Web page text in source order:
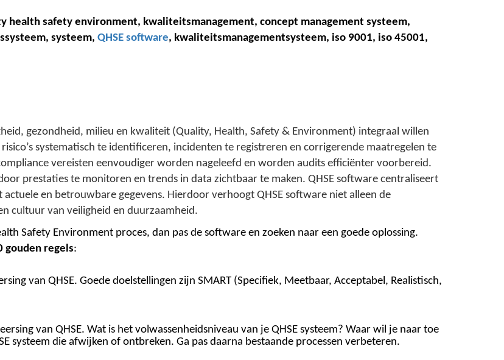
health safety environment, kwaliteitsmanagement, concept management systeem,
systeem, QHSE software, kwaliteitsmanagementsysteem, iso 9001, iso 45001,
gezondheid, milieu en kwaliteit (Quality, Health, Safety & Environment) integraal willen
systematisch te identificeren, incidenten te registreren en corrigerende maatregelen te
vereisten eenvoudiger worden nageleefd en worden audits efficiënter voorbereid.
prestaties te monitoren en trends in data zichtbaar te maken. QHSE software centraliseert
en betrouwbare gegevens. Hierdoor verhoogt QHSE software niet alleen de
cultuur van veiligheid en duurzaamheid.
Safety Environment proces, dan pas de software en zoeken naar een goede oplossing.
gouden regels:
van QHSE. Goede doelstellingen zijn SMART (Specifiek, Meetbaar, Acceptabel, Realistisch,
van QHSE. Wat is het volwassenheidsniveau van je QHSE systeem? Waar wil je naar toe
systeem die afwijken of ontbreken. Ga pas daarna bestaande processen verbeteren.